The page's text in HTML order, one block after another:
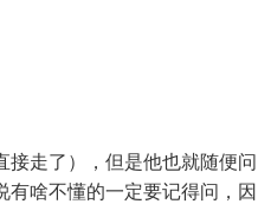
接走了），但是他也就随便问
有啥不懂的一定要记得问，因